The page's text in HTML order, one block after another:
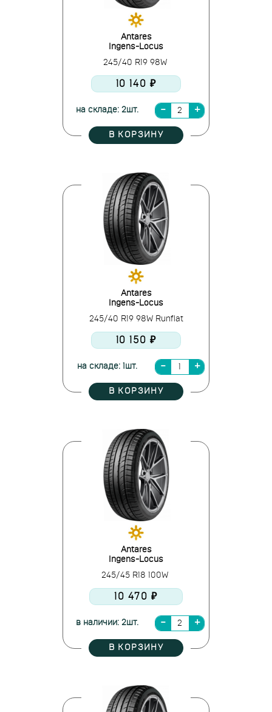
Antares
Ingens-Locus
245/40 R19 98W
10 140 ₽
на складе: 2шт.
В КОРЗИНУ
Antares
Ingens-Locus
245/40 R19 98W Runflat
10 150 ₽
на складе: 1шт.
В КОРЗИНУ
Antares
Ingens-Locus
245/45 R18 100W
10 470 ₽
в наличии: 2шт.
В КОРЗИНУ